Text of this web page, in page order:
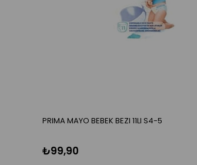
PRIMA MAYO BEBEK BEZI 11LI S4-5
₺99,90